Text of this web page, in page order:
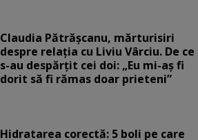
Claudia Pătrășcanu, mărturisiri
despre relația cu Liviu Vârciu. De ce
s-au despărțit cei doi: „Eu mi-aș fi
dorit să fi rămas doar prieteni”
Hidratarea corectă: 5 boli pe care